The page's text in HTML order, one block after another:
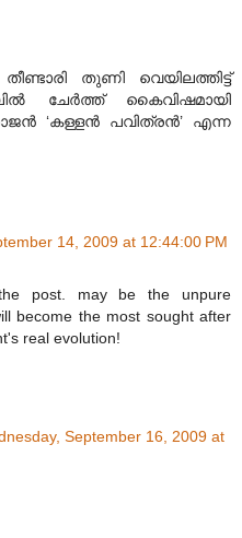
തുണി വെയിലത്തിട്ട്
ചേർത്ത് കൈവിഷമായി
‘കള്ളൻ പവിത്രൻ’ എന്ന
14, 2009 at 12:44:00 PM
post. may be the unpure
become the most sought after
real evolution!
September 16, 2009 at